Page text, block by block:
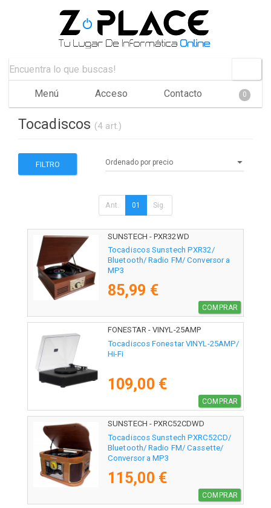
Menú Acceso Contacto 0
Tocadiscos (4 art.)
FILTRO
Ant. 01 Sig.
SUNSTECH - PXR32WD
Tocadiscos Sunstech PXR32/
Bluetooth/ Radio FM/ Conversor a
MP3
85,99 €
COMPRAR
FONESTAR - VINYL-25AMP
Tocadiscos Fonestar VINYL-25AMP/
Hi-Fi
109,00 €
COMPRAR
SUNSTECH - PXRC52CDWD
Tocadiscos Sunstech PXRC52CD/
Bluetooth/ Radio FM/ Cassette/
Conversor a MP3
115,00 €
COMPRAR